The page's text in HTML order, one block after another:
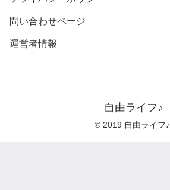
問い合わせページ
運営者情報
自由ライフ♪
© 2019 自由ライフ♪.